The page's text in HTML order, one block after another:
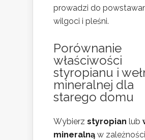
prowadzi do
wilgoci i pleśni.
Porównanie
właściwości
styropianu i
mineralnej dla
starego domu
Wybierz styropian lub
mineralną w